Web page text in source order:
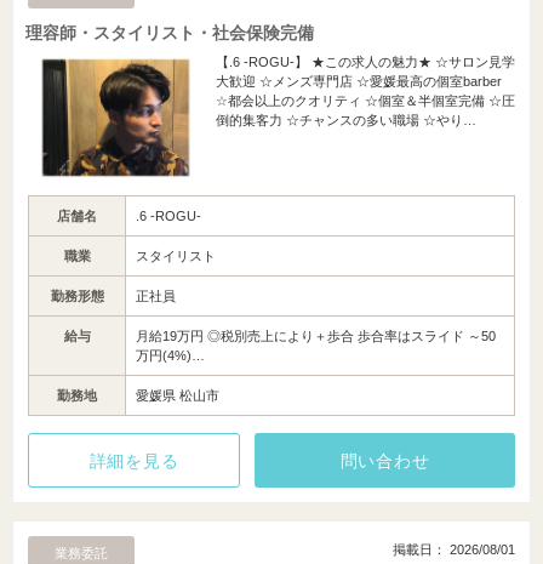
理容師・スタイリスト・社会保険完備
【.6 -ROGU-】 ★この求人の魅力★ ☆サロン見学
大歓迎 ☆メンズ専門店 ☆愛媛最高の個室barber
☆都会以上のクオリティ ☆個室＆半個室完備 ☆圧
倒的集客力 ☆チャンスの多い職場 ☆やり…
店舗名 .6 -ROGU-
職業 スタイリスト
勤務形態 正社員
給与
月給19万円 ◎税別売上により＋歩合 歩合率はスライド ～50
万円(4%)…
勤務地 愛媛県 松山市
詳細を見る 問い合わせ
業務委託 掲載日： 2026/08/01